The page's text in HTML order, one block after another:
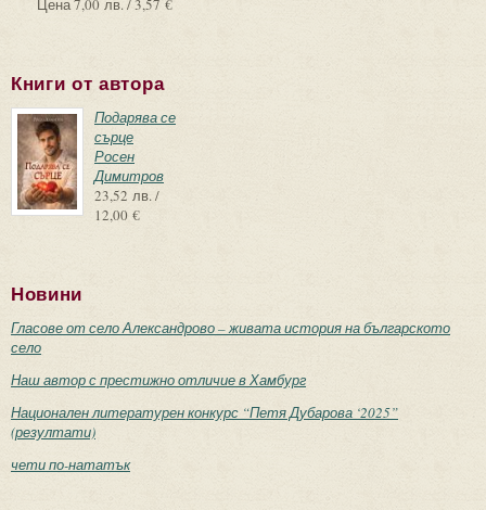
Цена7,00 лв. / 3,57 €
Книги от автора
Подарява се
сърце
Росен
Димитров
23,52 лв. /
12,00 €
Новини
Гласове от село Александрово – живата история на българското
село
Наш автор с престижно отличие в Хамбург
Национален литературен конкурс “Петя Дубарова ‘2025”
(резултати)
чети по-нататък